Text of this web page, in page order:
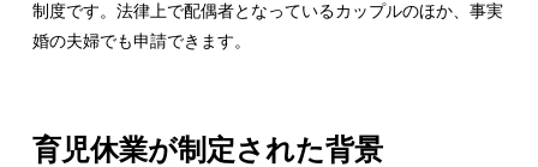
制度です。法律上で配偶者となっているカップルのほか、事実
婚の夫婦でも申請できます。
育児休業が制定された背景